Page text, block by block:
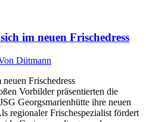
im neuen Frischedress
Dütmann
Frischedress
Vorbilder präsentierten die
Georgsmarienhütte ihre neuen
regionaler Frischespezialist fördert